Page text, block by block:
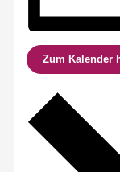
Zum Kalender